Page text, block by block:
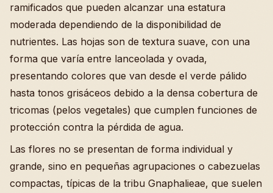
ramificados que pueden alcanzar una estatura
moderada dependiendo de la disponibilidad de
nutrientes. Las hojas son de textura suave, con una
forma que varía entre lanceolada y ovada,
presentando colores que van desde el verde pálido
hasta tonos grisáceos debido a la densa cobertura de
tricomas (pelos vegetales) que cumplen funciones de
protección contra la pérdida de agua.
Las flores no se presentan de forma individual y
grande, sino en pequeñas agrupaciones o cabezuelas
compactas, típicas de la tribu Gnaphalieae, que suelen